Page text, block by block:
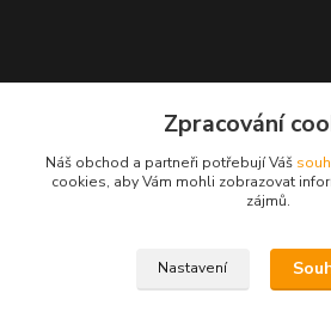
Zpracování
Náš obchod a partneři potřebují Váš
cookies, aby Vám mohli zobrazovat
zájmů.
Nastavení